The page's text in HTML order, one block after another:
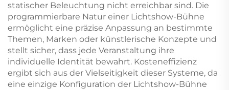
statischer Beleuchtung nicht erreichbar sind. Die
programmierbare Natur einer Lichtshow-Bühne
ermöglicht eine präzise Anpassung an bestimmte
Themen, Marken oder künstlerische Konzepte und
stellt sicher, dass jede Veranstaltung ihre
individuelle Identität bewahrt. Kosteneffizienz
ergibt sich aus der Vielseitigkeit dieser Systeme, da
eine einzige Konfiguration der Lichtshow-Bühne